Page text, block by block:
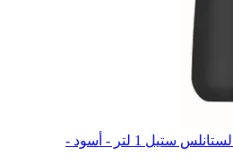
شاها حافظة مشروبات من الستانلس ستيل 1 لتر - أسود -